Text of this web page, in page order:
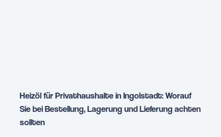
Heizöl für Privathaushalte in Ingolstadt: Worauf
Sie bei Bestellung, Lagerung und Lieferung achten
sollten